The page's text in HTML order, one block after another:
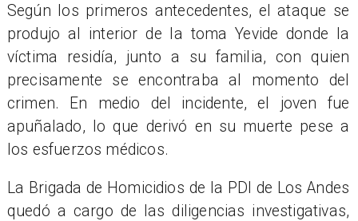
Según los primeros antecedentes, el ataque se
produjo al interior de la toma Yevide donde la
víctima residía, junto a su familia, con quien
precisamente se encontraba al momento del
crimen. En medio del incidente, el joven fue
apuñalado, lo que derivó en su muerte pese a
los esfuerzos médicos.
La Brigada de Homicidios de la PDI de Los Andes
quedó a cargo de las diligencias investigativas,